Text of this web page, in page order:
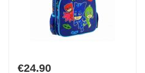
€24.90